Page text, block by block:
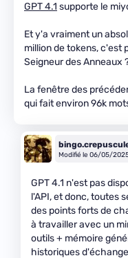
GPT 4.1 supporte le
Et y'a vraiment un
million de tokens, c'est
Seigneur des Anneaux
La fenêtre des
qui fait environ 96k
Modifié le 06/05/
GPT 4.1 n'est pas
l'API, et donc, toutes
des points forts de
à travailler avec un
outils + mémoire
historiques